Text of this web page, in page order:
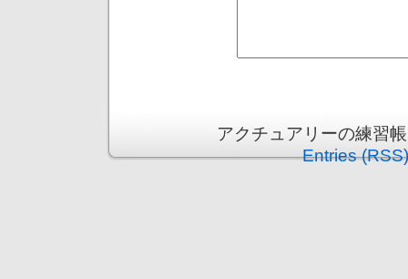
アクチュアリーの練習
Entries (RSS)